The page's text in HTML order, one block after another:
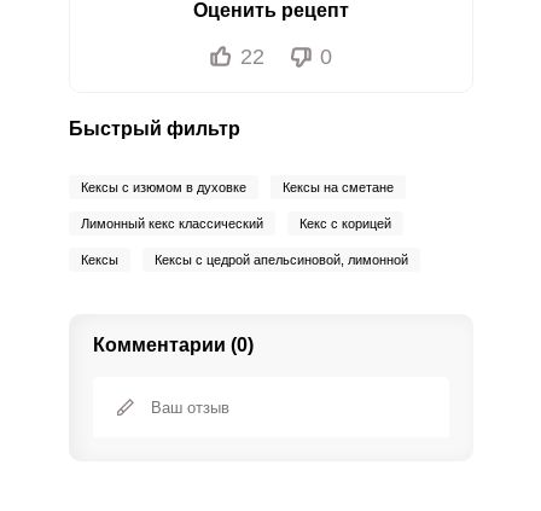
Оценить рецепт
22 0
Быстрый фильтр
Кексы с изюмом в духовке Кексы на сметане
Лимонный кекс классический Кекс с корицей
Кексы Кексы с цедрой апельсиновой, лимонной
Комментарии (0)